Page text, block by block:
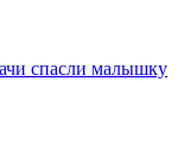
спасли малышку